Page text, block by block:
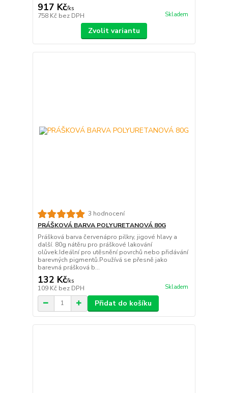
917 Kč/ks
758 Kč bez DPH Skladem
Zvolit variantu
3 hodnocení
PRÁŠKOVÁ BARVA POLYURETANOVÁ 80G
Prášková barva červenápro pilkry, jigové hlavy a
další. 80g nátěru pro práškové lakování
olůvek.Ideální pro utěsnění povrchů nebo přidávání
barevných pigmentů.Používá se přesně jako
barevná prášková b...
132 Kč/ks
109 Kč bez DPH Skladem
Přidat do košíku